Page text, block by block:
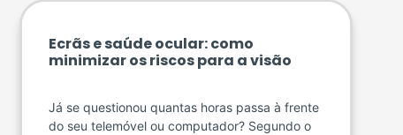
Ecrãs e saúde ocular: como
minimizar os riscos para a visão
Já se questionou quantas horas passa à frente
do seu telemóvel ou computador? Segundo o